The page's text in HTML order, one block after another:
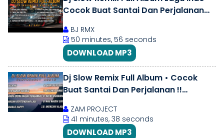
Cocok Buat Santai Dan Perjalanan
BJ RMX
50 minutes, 56 seconds
DOWNLOAD MP3
Dj Slow Remix Full Album • Cocok
Buat Santai Dan Perjalanan !!
ZAM PROJECT
41 minutes, 38 seconds
DOWNLOAD MP3